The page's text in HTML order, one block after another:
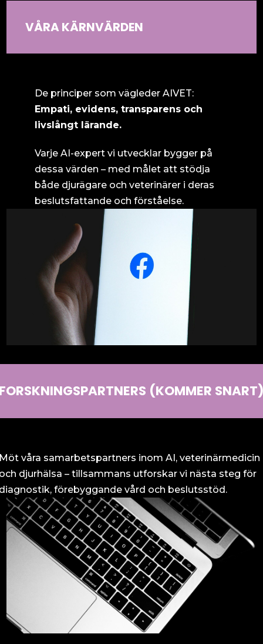
VÅRA KÄRNVÄRDEN
De principer som vägleder AIVET:
Empati, evidens, transparens och
livslångt lärande.
Varje AI-expert vi utvecklar bygger på
dessa värden – med målet att stödja
både djurägare och veterinärer i deras
beslutsfattande och förståelse.
(KOMMER
våra samarbetspartners inom AI, veterinärmedicin
djurhälsa – tillsammans utforskar vi nästa steg för
förebyggande vård och beslutsstöd.